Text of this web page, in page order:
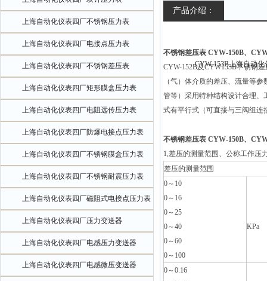
上海自动化仪表四厂不锈钢压力表
上海自动化仪表四厂电接点压力表
上海自动化仪表四厂不锈钢差压表
上海自动化仪表四厂矩形膜盒压力表
上海自动化仪表四厂电阻远传压力表
上海自动化仪表四厂防爆电接点压力表
上海自动化仪表四厂不锈钢膜盒压力表
上海自动化仪表四厂不锈钢耐震压力表
上海自动化仪表四厂磁阻式电接点压力表
上海自动化仪表四厂压力变送器
上海自动化仪表四厂电感压力变送器
上海自动化仪表四厂电感微压变送器
产品介绍：
不锈钢差压表 CYW-150B、
CYW-152B及CYW153B不锈钢
（气）体介质的差压、流量等
管等）采用特种结构设计合理
式有平行式（可直接与三阀组连
不锈钢差压表 CYW-150B、
1,差压的测量范围、公称工作压
差压的测量范围
0～10
0～16
0～25
0～40
0～60
0～100
KPa
0～0.16